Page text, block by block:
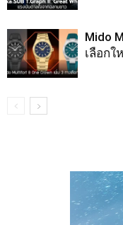
Mido
เลือกใ